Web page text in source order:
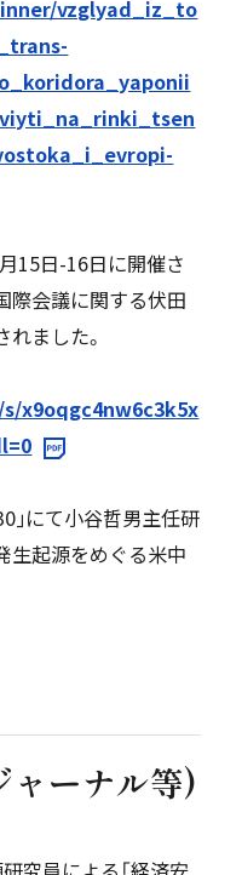
vzglyad_iz_to
15日-16日に開催さ
際会議に関する伏田
ました。
x9oqgc4nw6c3k5x
｣にて小谷哲男主任研
生起源をめぐる米中
ーナル等)